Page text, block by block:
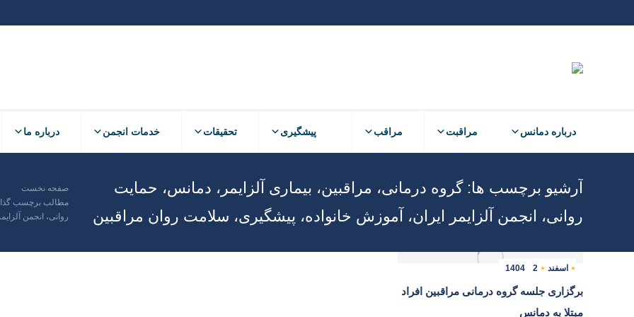
درباره دمانس مراقبت پیشگیری مراقب تحقیقات خدمات انجمن درباره ما
آرشیو برچسب ها:گروه درمانی، مراقبین، بیماری آلزایمر، دمانس، حمایت
روانی، انجمن آلزایمر ایران، آموزش خانواده، پیشگیری، سلامت روان مراقبین
مکان شما:
صفحه نخست
مطالب برچسب
روانی، انجمن
اسفند 2
1404
برگزاری جلسه گروه درمانی مراقبین افراد
مبتلا به دمانس